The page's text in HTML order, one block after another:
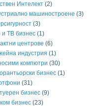
Интелект (2)
машиностроене (3)
(3)
и ТВ бизнес (1)
центрове (6)
индустрия (1)
компютри (30)
бизнес (1)
(31)
бизнес (9)
бизнес (23)